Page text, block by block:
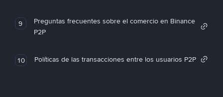
9
Preguntas frecuentes sobre el comercio en Binance
P2P
10 Políticas de las transacciones entre los usuarios P2P